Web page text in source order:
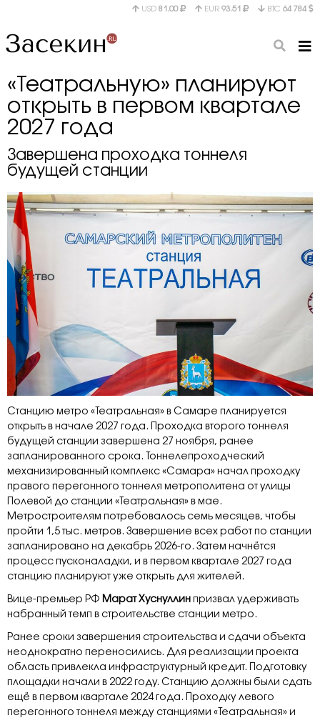
USD 81.00 EUR 93.51 BTC 64 784
«Театральную» планируют
открыть в первом квартале
2027 года
Завершена проходка тоннеля
будущей станции
Станцию метро «Театральная» в Самаре планируется
открыть в начале 2027 года. Проходка второго тоннеля
будущей станции завершена 27 ноября, ранее
запланированного срока. Тоннелепроходческий
механизированный комплекс «Самара» начал проходку
правого перегонного тоннеля метрополитена от улицы
Полевой до станции «Театральная» в мае.
Метростроителям потребовалось семь месяцев, чтобы
пройти 1,5 тыс. метров. Завершение всех работ по станции
запланировано на декабрь 2026-го. Затем начнётся
процесс пусконаладки, и в первом квартале 2027 года
станцию планируют уже открыть для жителей.
Вице-премьер РФ Марат Хуснуллин призвал удерживать
набранный темп в строительстве станции метро.
Ранее сроки завершения строительства и сдачи объекта
неоднократно переносились. Для реализации проекта
область привлекла инфраструктурный кредит. Подготовку
площадки начали в 2022 году. Станцию должны были сдать
ещё в первом квартале 2024 года. Проходку левого
перегонного тоннеля между станциями «Театральная» и